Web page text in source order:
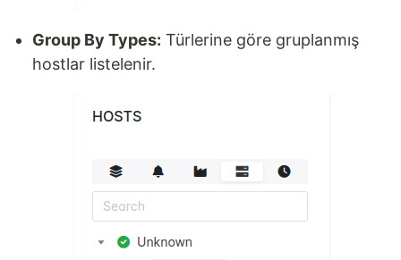
Group By Types: Türlerine göre gruplanmış
hostlar listelenir.